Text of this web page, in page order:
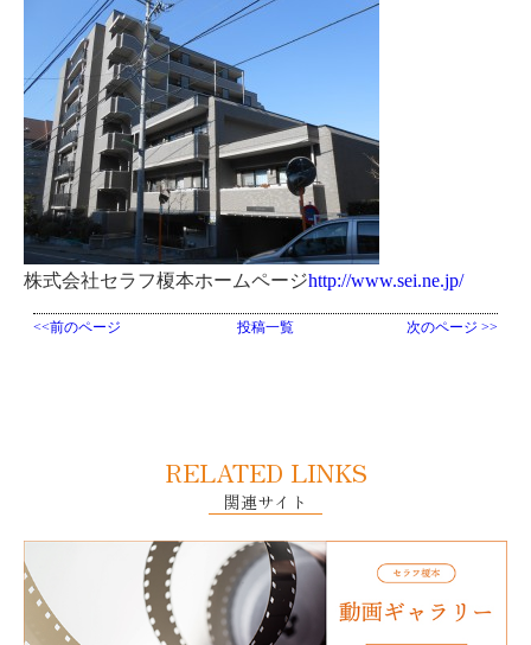
株式会社セラフ榎本ホームページhttp://www.sei.ne.jp/
<<前のページ 投稿一覧 次のページ >>
RELATED LINKS
関連サイト